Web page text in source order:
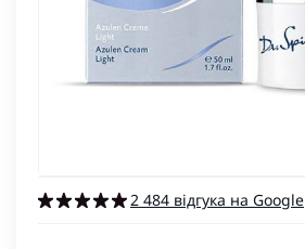
2 484 відгука на Google